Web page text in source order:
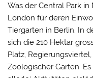
Was der Central Park
London für deren
Tiergarten in Berlin. In
sich die 210 Hektar
Platz,
Zoologischer Garten.